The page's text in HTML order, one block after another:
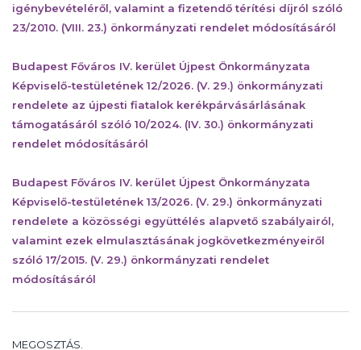
igénybevételéről, valamint a fizetendő térítési díjról szóló
23/2010. (VIII. 23.) önkormányzati rendelet módosításáról
Budapest Főváros IV. kerület Újpest Önkormányzata
Képviselő-testületének 12/2026. (V. 29.) önkormányzati
rendelete az újpesti fiatalok kerékpárvásárlásának
támogatásáról szóló 10/2024. (IV. 30.) önkormányzati
rendelet módosításáról
Budapest Főváros IV. kerület Újpest Önkormányzata
Képviselő-testületének 13/2026. (V. 29.) önkormányzati
rendelete a közösségi együttélés alapvető szabályairól,
valamint ezek elmulasztásának jogkövetkezményeiről
szóló 17/2015. (V. 29.) önkormányzati rendelet
módosításáról
MEGOSZTÁS.